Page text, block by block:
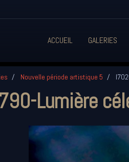
ACCUEIL GALERIES
Nouvelle période artistique 5
Lumière